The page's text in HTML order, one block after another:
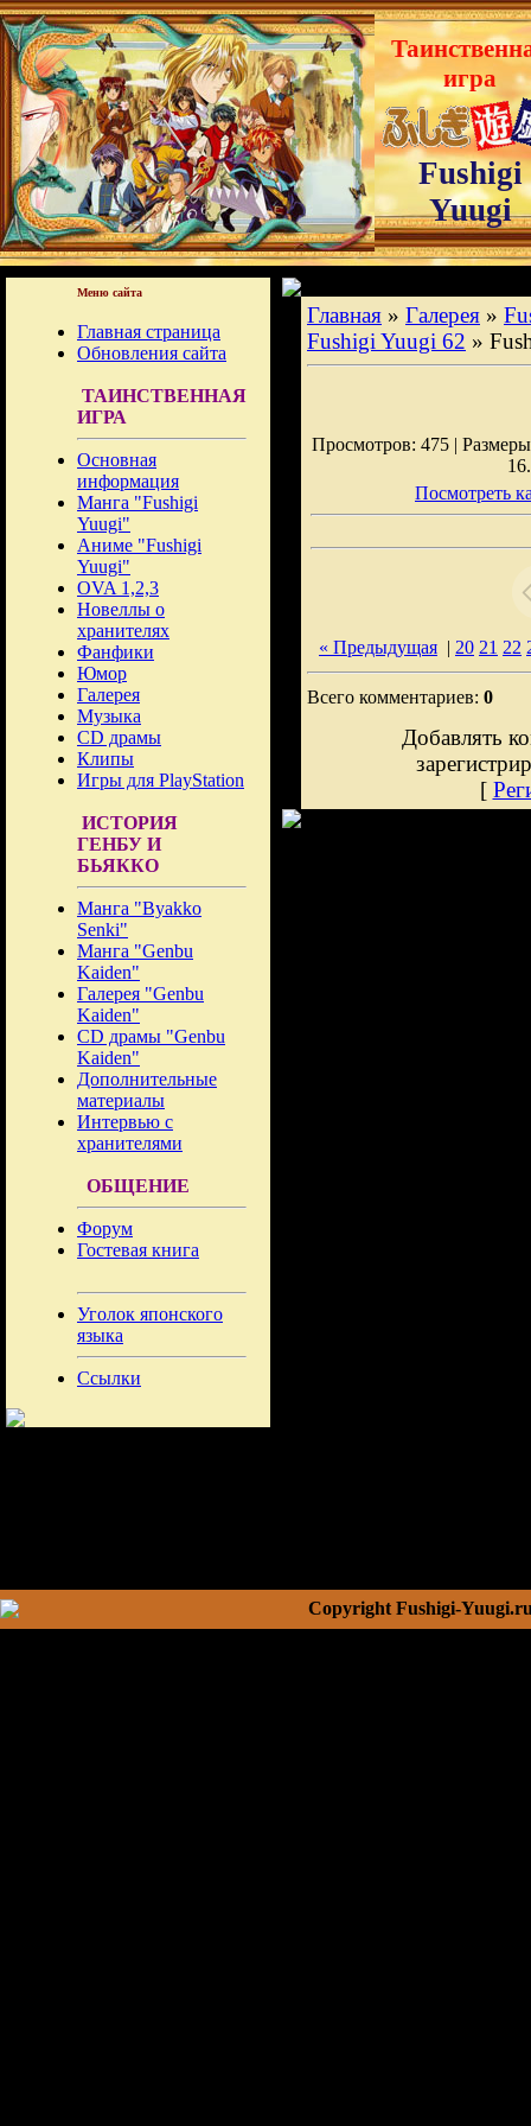
игра
Fushigi
Yuugi
Меню сайта
Главная страница
Обновления сайта
ТАИНСТВЕННАЯ
ИГРА
Основная
информация
Манга "Fushigi
Yuugi"
Аниме "Fushigi
Yuugi"
OVA 1,2,3
Новеллы о
хранителях
Фанфики
Юмор
Галерея
Музыка
CD драмы
Клипы
Игры для PlayStation
ИСТОРИЯ
ГЕНБУ И
БЬЯККО
Манга "Byakko
Senki"
Манга "Genbu
Kaiden"
Галерея "Genbu
Kaiden"
CD драмы "Genbu
Kaiden"
Дополнительные
материалы
Интервью с
хранителями
ОБЩЕНИЕ
Форум
Гостевая книга
Уголок японского
языка
Ссылки
Главная » Галерея »
Fushigi Yuugi 62 »
Просмотров: 475 |
Посмотреть
« Предыдущая | 20 21 22
Всего комментариев: 0
Добавлять
[
Copyright Fushigi-